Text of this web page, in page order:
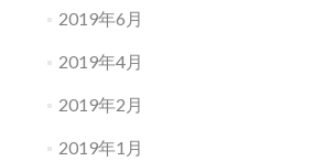
2019年6月
2019年4月
2019年2月
2019年1月